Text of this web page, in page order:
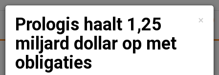
Nieuws Uitgelicht Woningmarkt
×
Prologis haalt 1,25
miljard dollar op met
obligaties